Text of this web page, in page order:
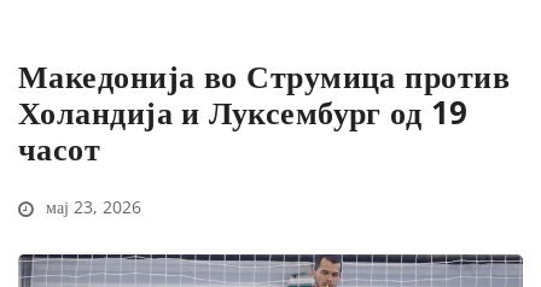
Македонија во Струмица против
Холандија и Луксембург од 19
часот
мај 23, 2026